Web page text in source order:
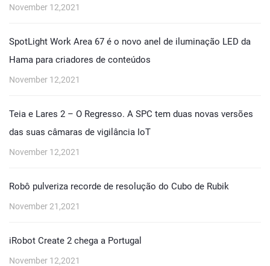
November 12,2021
SpotLight Work Area 67 é o novo anel de iluminação LED da
Hama para criadores de conteúdos
November 12,2021
Teia e Lares 2 – O Regresso. A SPC tem duas novas versões
das suas câmaras de vigilância IoT
November 12,2021
Robô pulveriza recorde de resolução do Cubo de Rubik
November 21,2021
iRobot Create 2 chega a Portugal
November 12,2021